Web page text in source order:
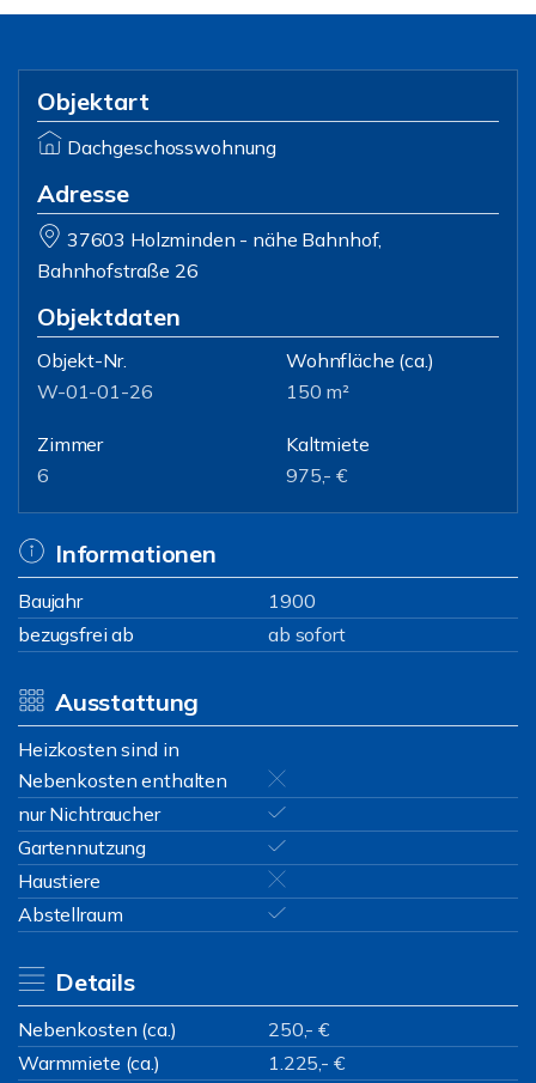
Objektart
Dachgeschosswohnung
Adresse
37603 Holzminden - nähe Bahnhof,
Bahnhofstraße 26
Objektdaten
Objekt-Nr.
W-01-01-26
Wohnfläche (ca.)
150 m²
Zimmer
6
Kaltmiete
975,- €
Informationen
Baujahr
1900
bezugsfrei ab
ab sofort
Ausstattung
Heizkosten sind in
Nebenkosten enthalten
nur Nichtraucher
Gartennutzung
Haustiere
Abstellraum
Details
Nebenkosten (ca.)
250,- €
Warmmiete (ca.)
1.225,- €